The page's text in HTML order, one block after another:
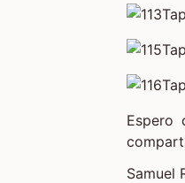
Espero
Samuel